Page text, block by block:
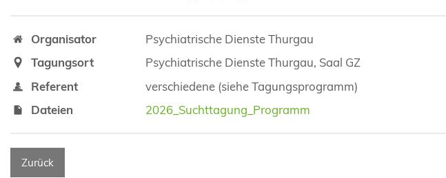
Organisator
Psychiatrische Dienste Thurgau
Tagungsort
Psychiatrische Dienste Thurgau, Saal GZ
Referent
verschiedene (siehe Tagungsprogramm)
Dateien
2026_Suchttagung_Programm
Zurück